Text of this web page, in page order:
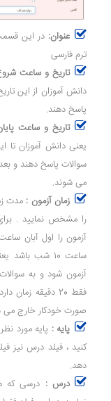
عنوان: در این
ترم فارسی
تاریخ و ساعت
دانش آموزان از این
پاسخ دهند.
تاریخ و ساعت
یعنی دانش آموزان تا
سوالات پاسخ دهند و
می شوند.
زمان آزمون : مدت
ساعت 10 شب
آزمون شود و به
فقط 20 دقیقه
صورت خودکار خارج می
پایه : پایه مورد
کنید ، فیلد درس نیز
دهد.
درس : درسی که